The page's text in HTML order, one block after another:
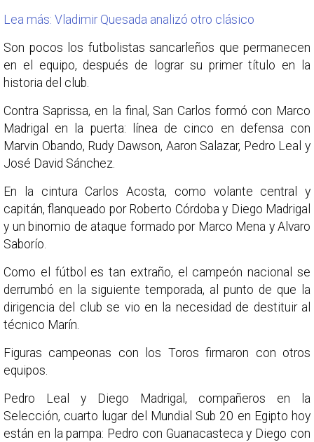
Lea más: Vladimir Quesada analizó otro clásico
Son pocos los futbolistas sancarleños que permanecen
en el equipo, después de lograr su primer título en la
historia del club.
Contra Saprissa, en la final, San Carlos formó con Marco
Madrigal en la puerta: línea de cinco en defensa con
Marvin Obando, Rudy Dawson, Aaron Salazar, Pedro Leal y
José David Sánchez.
En la cintura Carlos Acosta, como volante central y
capitán, flanqueado por Roberto Córdoba y Diego Madrigal
y un binomio de ataque formado por Marco Mena y Alvaro
Saborío.
Como el fútbol es tan extraño, el campeón nacional se
derrumbó en la siguiente temporada, al punto de que la
dirigencia del club se vio en la necesidad de destituir al
técnico Marín.
Figuras campeonas con los Toros firmaron con otros
equipos.
Pedro Leal y Diego Madrigal, compañeros en la
Selección, cuarto lugar del Mundial Sub 20 en Egipto hoy
están en la pampa: Pedro con Guanacasteca y Diego con